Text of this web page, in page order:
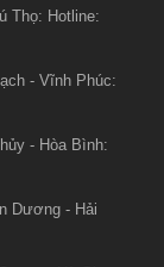
Thọ: Hotline:
- Vĩnh Phúc:
- Hòa Bình:
Dương - Hải